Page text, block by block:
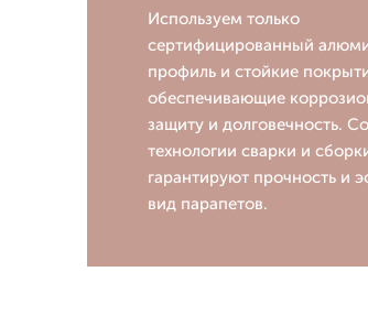
Используем только
сертифицированный
профиль и стойкие
обеспечивающие
защиту и долговечность.
технологии сварки и
гарантируют прочность и
вид парапетов.